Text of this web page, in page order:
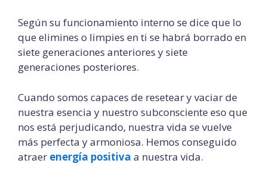
Según su funcionamiento interno se dice que lo
que elimines o limpies en ti se habrá borrado en
siete generaciones anteriores y siete
generaciones posteriores.
Cuando somos capaces de resetear y vaciar de
nuestra esencia y nuestro subconsciente eso que
nos está perjudicando, nuestra vida se vuelve
más perfecta y armoniosa. Hemos conseguido
atraer energía positiva a nuestra vida.